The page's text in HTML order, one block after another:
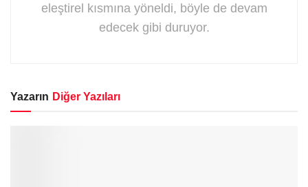
eleştirel kısmına yöneldi, böyle de devam
edecek gibi duruyor.
Yazarın Diğer Yazıları